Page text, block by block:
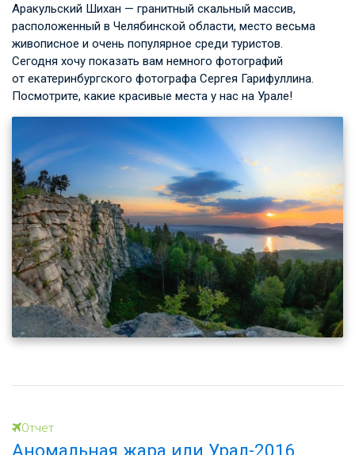
Аракульский Шихан — гранитный скальный массив,
расположенный в Челябинской области, место весьма
живописное и очень популярное среди туристов.
Сегодня хочу показать вам немного фотографий
от екатеринбургского фотографа Сергея Гарифуллина.
Посмотрите, какие красивые места у нас на Урале!
Отчет
Аномальная жара или Урал-2016